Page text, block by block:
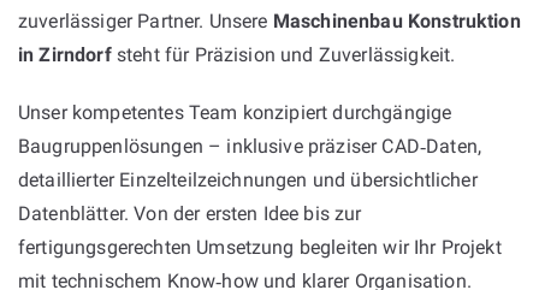
zuverlässiger Partner. Unsere Maschinenbau Konstruktion
in Zirndorfsteht für Präzision und Zuverlässigkeit.
Unser kompetentes Team konzipiert durchgängige
Baugruppenlösungen – inklusive präziser CAD‑Daten,
detaillierter Einzelteilzeichnungen und übersichtlicher
Datenblätter. Von der ersten Idee bis zur
fertigungsgerechten Umsetzung begleiten wir Ihr Projekt
mit technischem Know‑how und klarer Organisation.